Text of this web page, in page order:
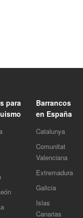
para
Barrancos
en España
Catalunya
Comunitat
Valenciana
Extremadura
Galicia
Islas
Canarias